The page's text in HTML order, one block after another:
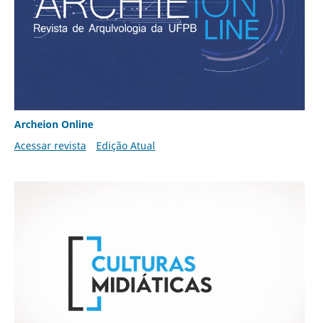
Archeion Online
Acessar revista
Edição Atual